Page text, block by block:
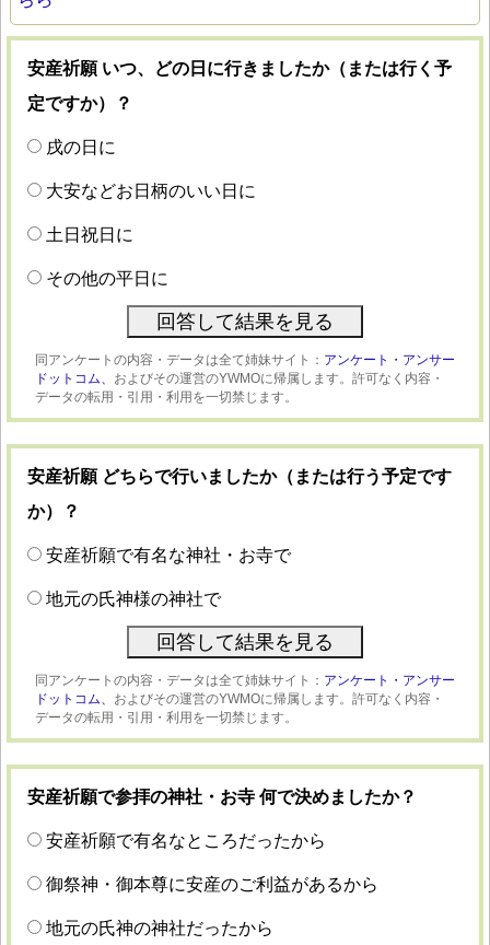
安産祈願 いつ、どの日に行きましたか（または行く予
定ですか）？
戌の日に
大安などお日柄のいい日に
土日祝日に
その他の平日に
同アンケートの内容・データは全て姉妹サイト： アンケート・アンサー
ドットコム、 およびその運営のYWMOに帰属します。許可なく内容・
データの転用・引用・利用を一切禁じます。
安産祈願 どちらで行いましたか（または行う予定です
か）？
安産祈願で有名な神社・お寺で
地元の氏神様の神社で
同アンケートの内容・データは全て姉妹サイト： アンケート・アンサー
ドットコム、 およびその運営のYWMOに帰属します。許可なく内容・
データの転用・引用・利用を一切禁じます。
安産祈願で参拝の神社・お寺 何で決めましたか？
安産祈願で有名なところだったから
御祭神・御本尊に安産のご利益があるから
地元の氏神の神社だったから